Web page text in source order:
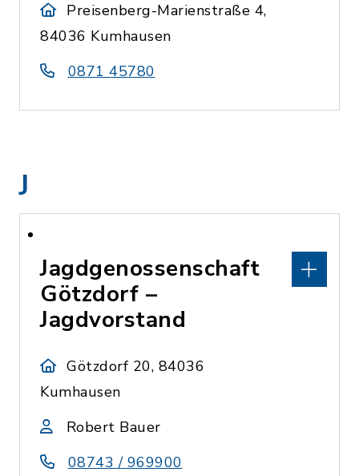
Preisenberg-Marienstraße 4,
84036 Kumhausen
0871 45780
J
Jagdgenossenschaft
Götzdorf –
Jagdvorstand
Götzdorf 20, 84036
Kumhausen
Robert Bauer
08743 / 969900